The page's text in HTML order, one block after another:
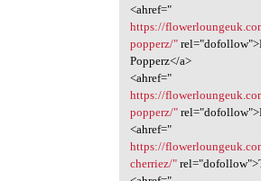
<ahref="
https://
popperz/"
Popperz</a>
<ahref="
https://
popperz/"
<ahref="
https://
cherriez/"